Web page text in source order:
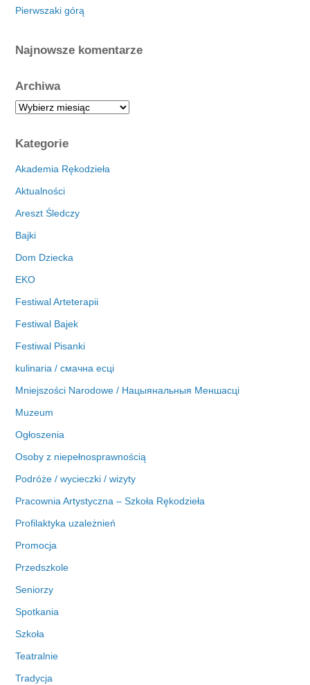
Pierwszaki górą
Najnowsze komentarze
Archiwa
A
c
h
i
a
Kategorie
Akademia Rękodzieła
Aktualności
Areszt Śledczy
Bajki
Dom Dziecka
EKO
Festiwal Arteterapii
Festiwal Bajek
Festiwal Pisanki
kulinaria / смачна есці
Mniejszości Narodowe / Нацыянальныя Меншасці
Muzeum
Ogłoszenia
Osoby z niepełnosprawnością
Podróże / wycieczki / wizyty
Pracownia Artystyczna – Szkoła Rękodzieła
Profilaktyka uzależnień
Promocja
Przedszkole
Seniorzy
Spotkania
Szkoła
Teatralnie
Tradycja